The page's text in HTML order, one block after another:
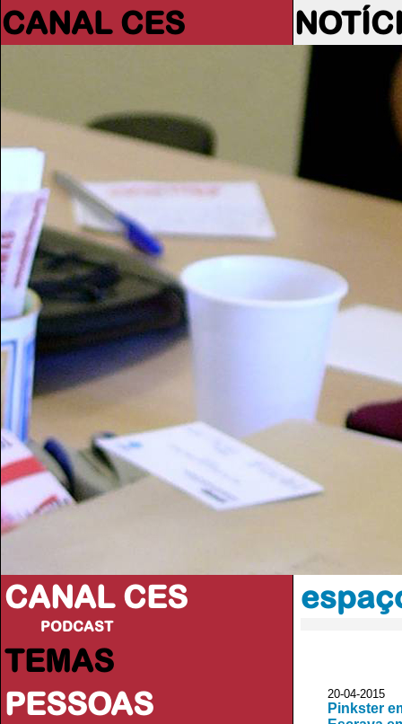
CANAL CES
CANAL CES
PODCAST
TEMAS
PESSOAS
20-04-
Pinkster